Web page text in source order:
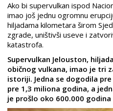
Ako bi supervulkan ispod
imao još jednu ogromnu
hiljadama kilometara širom
zgrade, uništivši useve i
katastrofa.
Supervulkan Jelouston,
običnog vulkana, imao je tri
istoriji. Jedna se dogodila
pre 1,3 miliona godina, a
je prošlo oko 600.000